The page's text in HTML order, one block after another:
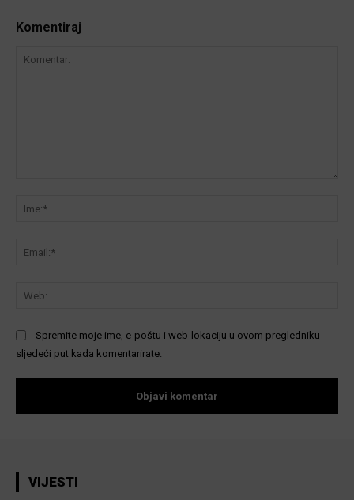
Komentiraj
Spremite moje ime, e-poštu i web-lokaciju u ovom pregledniku
sljedeći put kada komentarirate.
VIJESTI